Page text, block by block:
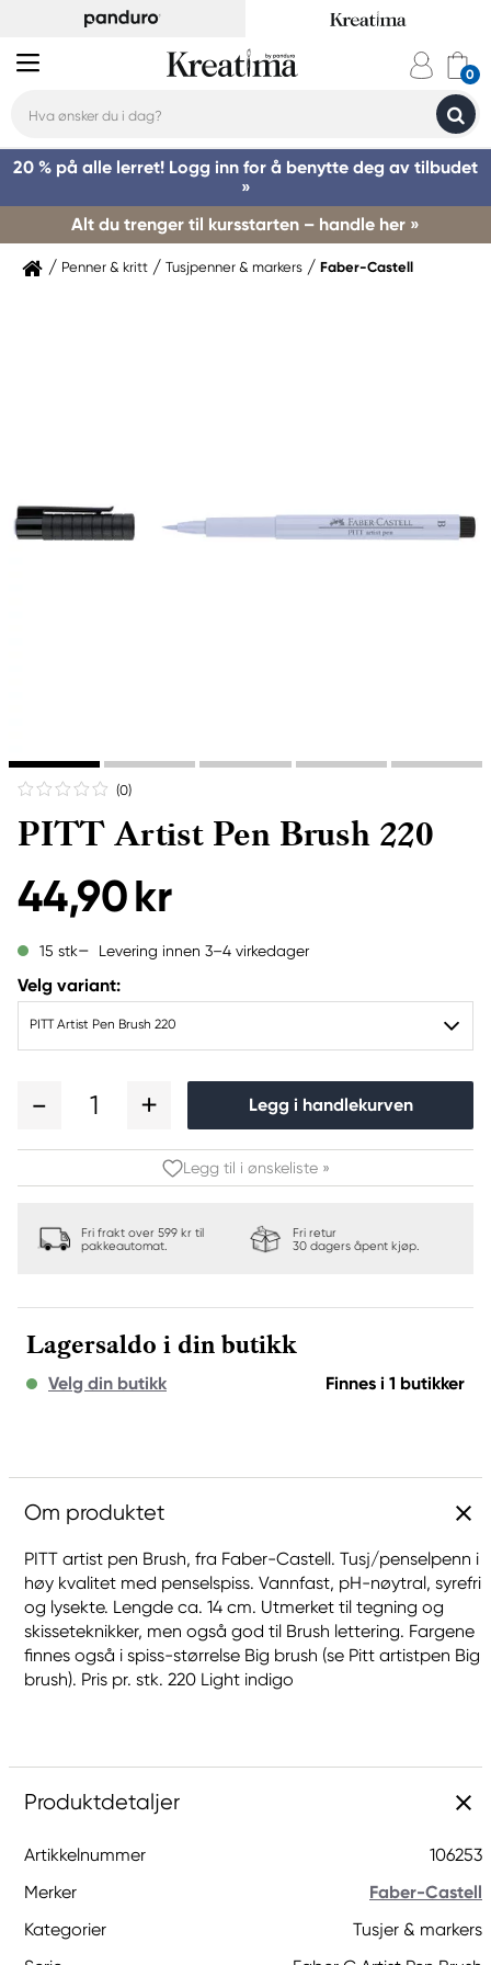
20 % på alle lerret! Logg inn for å benytte deg av tilbudet
»
Alt du trenger til kursstarten – handle her »
Penner & kritt Tusjpenner & markers Faber-Castell
(0)
PITT Artist Pen Brush 220
44,90 kr
15 stk Levering innen 3–4 virkedager
Velg variant:
PITT Artist Pen Brush 220
1 Legg i handlekurven
Legg til i ønskeliste »
Fri frakt over 599 kr til
pakkeautomat.
Fri retur
30 dagers åpent kjøp.
Lagersaldo i din butikk
Velg din butikk Finnes i 1 butikker
Om produktet
PITT artist pen Brush, fra Faber-Castell. Tusj/penselpenn i
høy kvalitet med penselspiss. Vannfast, pH-nøytral, syrefri
og lysekte. Lengde ca. 14 cm. Utmerket til tegning og
skisseteknikker, men også god til Brush lettering. Fargene
finnes også i spiss-størrelse Big brush (se Pitt artistpen Big
brush). Pris pr. stk. 220 Light indigo
Produktdetaljer
Artikkelnummer
106253
Merker
Faber-Castell
Kategorier
Tusjer & markers